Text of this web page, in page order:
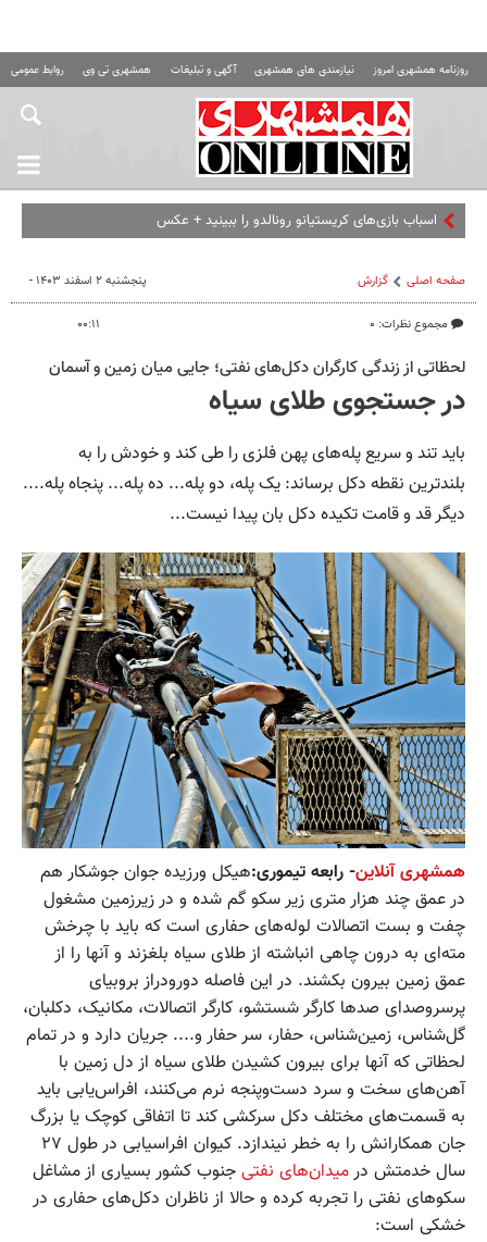
روزنامه همشهری امروز نیازمندی های همشهری آگهی و تبلیغات همشهری تی وی روابط عمومی
اسباب‌ بازی‌های کریستیانو رونالدو را ببینید + عکس
صفحه اصلی گزارش
مجموع نظرات: ۰
پنجشنبه ۲ اسفند ۱۴۰۳ -
۰۰:۱۱
لحظاتی از زندگی کارگران دکل‌های نفتی؛ جایی میان زمین و آسمان
در جستجوی طلای سیاه
باید تند و سریع پله‌های پهن فلزی را طی کند و خودش را به
بلندترین نقطه دکل برساند: یک پله، دو پله... ده پله... پنجاه پله....
دیگر قد و قامت تکیده دکل بان پیدا نیست...
همشهری آنلاین- رابعه تیموری:هیکل ورزیده جوان جوشکار هم
در عمق چند هزار متری زیر سکو گم شده و در زیرزمین مشغول
چفت و بست اتصالات لوله‌های حفاری است که باید با چرخش
مته‌ای به درون چاهی انباشته از طلای سیاه بلغزند و آنها را از
عمق زمین بیرون بکشند. در این فاصله دورودراز بروبیای
پرسروصدای صدها کارگر شستشو، کارگر اتصالات، مکانیک، دکلبان،
گل‌شناس، زمین‌شناس، حفار، سر حفار و.... جریان دارد و در تمام
لحظاتی که آنها برای بیرون کشیدن طلای سیاه از دل زمین با
آهن‌های سخت و سرد دست‌وپنجه نرم می‌کنند، افراس‌یابی باید
به قسمت‌های مختلف دکل سرکشی کند تا اتفاقی کوچک یا بزرگ
جان همکارانش را به خطر نیندازد. کیوان افراسیابی در طول ٢٧
سال خدمتش درمیدان‌های نفتی جنوب کشور بسیاری از مشاغل
سکوهای نفتی را تجربه کرده و حالا از ناظران دکل‌های حفاری در
خشکی است: